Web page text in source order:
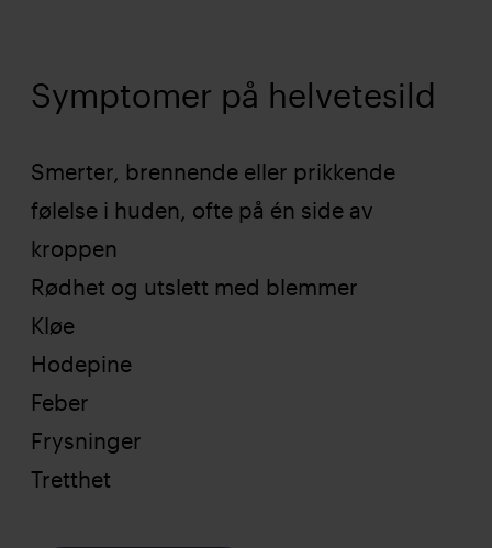
Symptomer på helvetesild
Smerter, brennende eller prikkende
følelse i huden, ofte på én side av
kroppen
Rødhet og utslett med blemmer
Kløe
Hodepine
Feber
Frysninger
Tretthet